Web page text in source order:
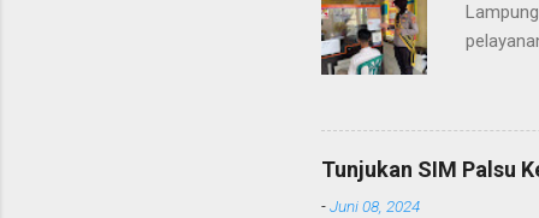
Heri
Tunjukan SIM Palsu
-Juni 08, 2024